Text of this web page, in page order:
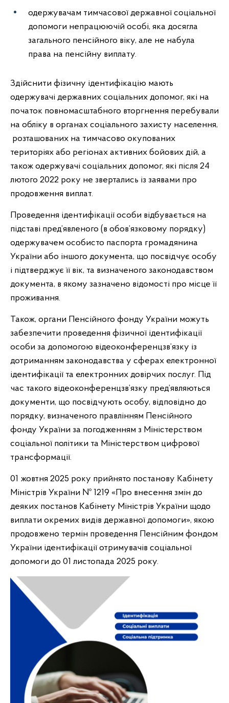
одержувачам тимчасової державної соціальної
допомоги непрацюючій особі, яка досягла
загального пенсійного віку, але не набула
права на пенсійну виплату.
Здійснити фізичну ідентифікацію мають
одержувачі державних соціальних допомог, які на
початок повномасштабного вторгнення перебували
на обліку в органах соціального захисту населення,
розташованих на тимчасово окупованих
територіях або регіонах активних бойових дій, а
також одержувачі соціальних допомог, які після 24
лютого 2022 року не звертались із заявами про
продовження виплат.
Проведення ідентифікації особи відбувається на
підставі пред’явленого (в обов’язковому порядку)
одержувачем особисто паспорта громадянина
України або іншого документа, що посвідчує особу
і підтверджує її вік, та визначеного законодавством
документа, в якому зазначено відомості про місце її
проживання.
Також, органи Пенсійного фонду України можуть
забезпечити проведення фізичної ідентифікації
особи за допомогою відеоконференцзв’язку із
дотриманням законодавства у сферах електронної
ідентифікації та електронних довірчих послуг. Під
час такого відеоконференцзв’язку пред’являються
документи, що посвідчують особу, відповідно до
порядку, визначеного правлінням Пенсійного
фонду України за погодженням з Міністерством
соціальної політики та Міністерством цифрової
трансформації.
01 жовтня 2025 року прийнято постанову Кабінету
Міністрів України № 1219 «Про внесення змін до
деяких постанов Кабінету Міністрів України щодо
виплати окремих видів державної допомоги», якою
продовжено термін проведення Пенсійним фондом
України ідентифікації отримувачів соціальної
допомоги до 01 листопада 2025 року.